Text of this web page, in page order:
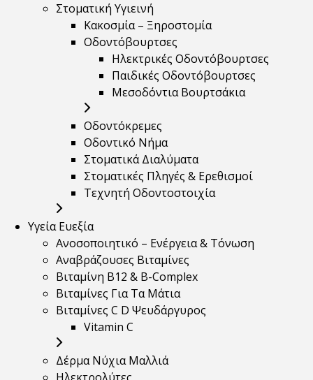
Στοματική Υγιεινή
Κακοσμία – Ξηροστομία
Οδοντόβουρτσες
Ηλεκτρικές Οδοντόβουρτσες
Παιδικές Οδοντόβουρτσες
Μεσοδόντια Βουρτσάκια
Οδοντόκρεμες
Οδοντικό Νήμα
Στοματικά Διαλύματα
Στοματικές Πληγές & Ερεθισμοί
Τεχνητή Οδοντοστοιχία
Υγεία Ευεξία
Ανοσοποιητικό – Ενέργεια & Τόνωση
Αναβράζουσες Βιταμίνες
Βιταμίνη B12 & Β-Complex
Βιταμίνες Για Τα Μάτια
Βιταμίνες C D Ψευδάργυρος
Vitamin C
Δέρμα Νύχια Μαλλιά